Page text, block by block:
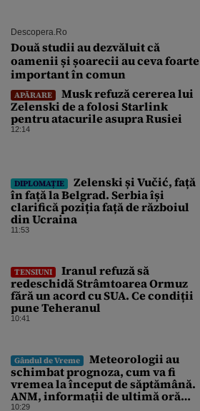
Descopera.ro
Două studii au dezvăluit că
oamenii și șoarecii au ceva foarte
important în comun
APĂRARE
Musk refuză cererea lui
Zelenski de a folosi Starlink
pentru atacurile asupra Rusiei
12:14
DIPLOMAȚIE
Zelenski și Vučić, față
în față la Belgrad. Serbia își
clarifică poziția față de războiul
din Ucraina
11:53
TENSIUNI
Iranul refuză să
redeschidă Strâmtoarea Ormuz
fără un acord cu SUA. Ce condiții
pune Teheranul
10:41
Gândul de Vreme
Meteorologii au
schimbat prognoza, cum va fi
vremea la început de săptămână.
ANM, informații de ultimă oră
pentru Gândul
10:29